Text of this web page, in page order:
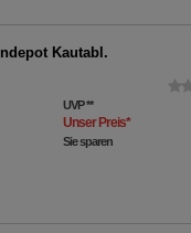
Kautabl.
UVP**
Unser Preis*
Sie sparen